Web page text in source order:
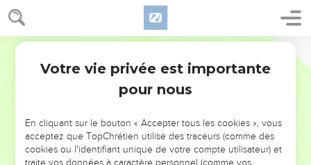
NE MANQUEZ PAS L’ÉVÉNEMENT
DE L’ANNÉE !
ET SI LEURS ERREURS POUVAIENT VOUS ÉVITER LES
Votre vie privée est importante
pour nous
En cliquant sur le bouton « Accepter tous les cookies », vous
acceptez que TopChrétien utilise des traceurs (comme des
cookies ou l'identifiant unique de votre compte utilisateur) et
traite vos données à caractère personnel (comme vos